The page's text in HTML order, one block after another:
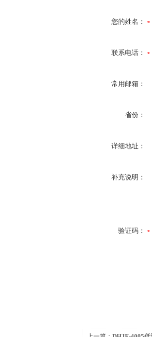
您的姓名：
联系电话：
常用邮箱：
省份：
详细地址：
补充说明：
验证码：